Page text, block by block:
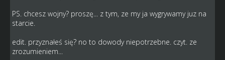
PS. chcesz wojny? proszę... z tym, ze my ja wygrywamy juz na
starcie.
edit. przyznałeś się? no to dowody niepotrzebne. czyt. ze
zrozumieniem...